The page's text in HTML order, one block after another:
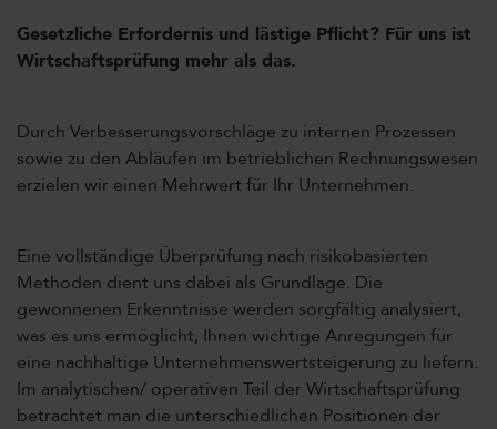
Gesetzliche Erfordernis und lästige Pflicht? Für uns ist
Wirtschaftsprüfung mehr als das.
Durch Verbesserungsvorschläge zu internen Prozessen
sowie zu den Abläufen im betrieblichen Rechnungswesen
erzielen wir einen Mehrwert für Ihr Unternehmen.
Eine vollständige Überprüfung nach risikobasierten
Methoden dient uns dabei als Grundlage. Die
gewonnenen Erkenntnisse werden sorgfältig analysiert,
was es uns ermöglicht, Ihnen wichtige Anregungen für
eine nachhaltige Unternehmenswertsteigerung zu liefern.
Im analytischen/ operativen Teil der Wirtschaftsprüfung
betrachtet man die unterschiedlichen Positionen der